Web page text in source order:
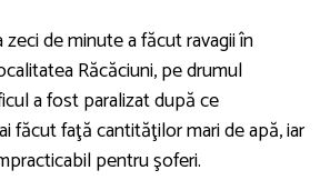
de minute a făcut ravagii în
Răcăciuni, pe drumul
a fost paralizat după ce
făcut faţă cantităţilor mari de apă, iar
pentru şoferi.